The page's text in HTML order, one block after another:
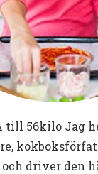
till 56kiloJag
driver den